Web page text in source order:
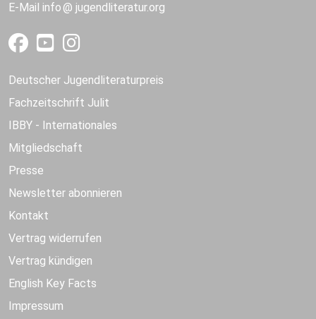
E-Mail info jugendliteratur.org
Deutscher Jugendliteraturpreis
Fachzeitschrift Julit
IBBY - Internationales
Mitgliedschaft
Presse
Newsletter abonnieren
Kontakt
Vertrag widerrufen
Vertrag kündigen
English Key Facts
Impressum